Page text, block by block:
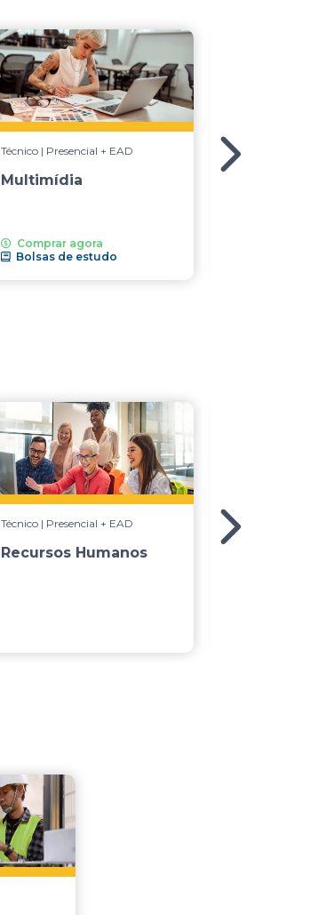
Técnico | Presencial + EAD
Multimídia
Comprar agora
Bolsas de estudo
Técnico | Presencial
Técnico | Presencial + EAD
Recursos Humanos
Técnico |